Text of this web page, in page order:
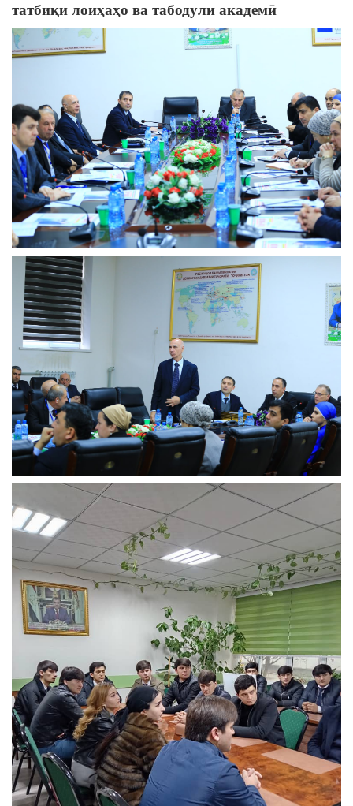
татбиқи лоиҳаҳо ва табодули академӣ